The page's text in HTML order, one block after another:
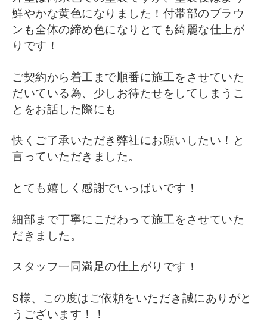
鮮やかな黄色になりました！付帯部のブラウ
ンも全体の締め色になりとても綺麗な仕上が
りです！
ご契約から着工まで順番に施工をさせていた
だいている為、少しお待たせをしてしまうこ
とをお話した際にも
快くご了承いただき弊社にお願いしたい！と
言っていただきました。
とても嬉しく感謝でいっぱいです！
細部まで丁寧にこだわって施工をさせていた
だきました。
スタッフ一同満足の仕上がりです！
S様、この度はご依頼をいただき誠にありがと
うございます！！